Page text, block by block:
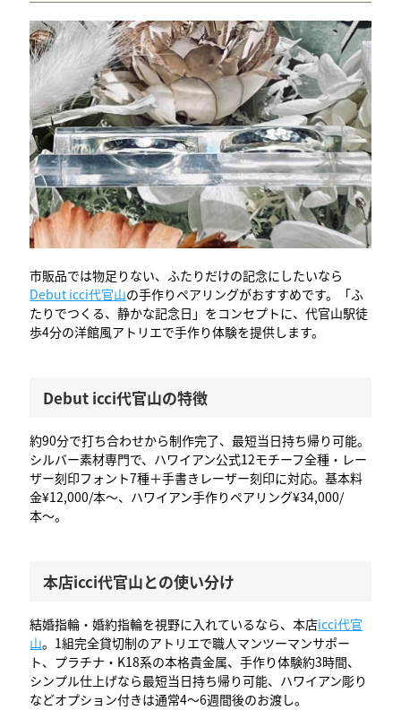
市販品では物足りない、ふたりだけの記念にしたいなら
Debut icci代官山の手作りペアリングがおすすめです。「ふ
たりでつくる、静かな記念日」をコンセプトに、代官山駅徒
歩4分の洋館風アトリエで手作り体験を提供します。
Debut icci代官山の特徴
約90分で打ち合わせから制作完了、最短当日持ち帰り可能。
シルバー素材専門で、ハワイアン公式12モチーフ全種・レー
ザー刻印フォント7種＋手書きレーザー刻印に対応。基本料
金¥12,000/本〜、ハワイアン手作りペアリング¥34,000/
本〜。
本店icci代官山との使い分け
結婚指輪・婚約指輪を視野に入れているなら、本店icci代官
山。1組完全貸切制のアトリエで職人マンツーマンサポー
ト、プラチナ・K18系の本格貴金属、手作り体験約3時間、
シンプル仕上げなら最短当日持ち帰り可能、ハワイアン彫り
などオプション付きは通常4〜6週間後のお渡し。